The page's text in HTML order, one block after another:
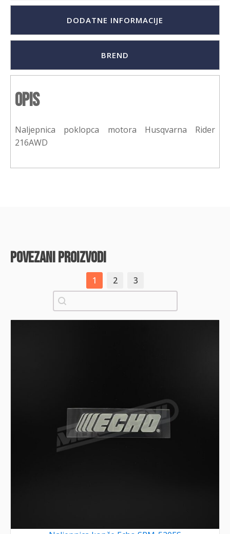
DODATNE INFORMACIJE
BREND
Opis
Naljepnica poklopca motora Husqvarna Rider
216AWD
povezani proizvodi
1 2
3
Pretraži